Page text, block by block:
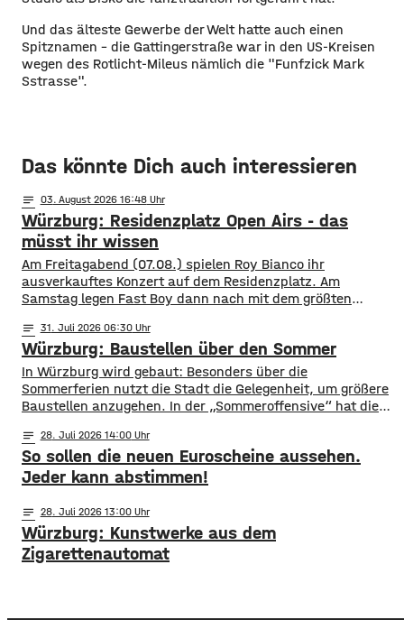
Und das älteste Gewerbe der Welt hatte auch einen
Spitznamen - die Gattingerstraße war in den US-Kreisen
wegen des Rotlicht-Mileus nämlich die "Funfzick Mark
Sstrasse".
Das könnte Dich auch interessieren
notes 03. August 2026 16:48
Würzburg: Residenzplatz Open Airs - das
müsst ihr wissen
Am Freitagabend (07.08.) spielen Roy Bianco ihr
ausverkauftes Konzert auf dem Residenzplatz. Am
Samstag legen Fast Boy dann nach mit dem größten
Konzertwochenende wissen müsst, gibt es hier.
Straßensperrungen: vom 07.08. 6 Uhr bis 09.08. 5 Uhr
Rennweg vollständig gesperrt Balthasar-Neumann-
Promenade zwischen den Einmündungen Neubau- und
Theaterstraße
notes 31. Juli 2026 06:30
Würzburg: Baustellen über den Sommer
​​In Würzburg wird gebaut: Besonders über die
Sommerferien nutzt die Stadt die Gelegenheit, um größere
Baustellen anzugehen. In der „Sommeroffensive“ hat die
anderem die Sperrung der B27-Brücke bekanntgegeben.
Eine Übersicht über alle aktuellen Baustellen findet ihr
hier. ​Sperrung B27-Brücke ​Eine der größten
Brücke über
notes 28. Juli 2026 14:00
So sollen die neuen Euroscheine aussehen.
Jeder kann abstimmen!
notes 28. Juli 2026 13:00
Würzburg: Kunstwerke aus dem
Zigarettenautomat